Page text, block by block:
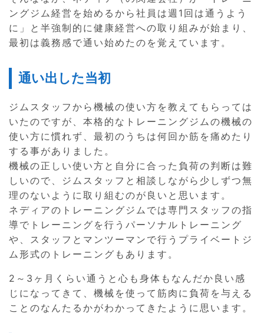
ングジム経営を始めるから社員は週1回は通うよう
に」と半強制的に健康経営への取り組みが始まり、
最初は義務感で通い始めたのを覚えています。
通い出した当初
ジムスタッフから機械の使い方を教えてもらっては
いたのですが、本格的なトレーニングジムの機械の
使い方に慣れず、最初のうちは何回か筋を痛めたり
する事がありました。
機械の正しい使い方と自分に合った負荷の判断は難
しいので、ジムスタッフと相談しながら少しずつ無
理のないように取り組むのが良いと思います。
ネディアのトレーニングジムでは専門スタッフの指
導でトレーニングを行うパーソナルトレーニング
や、スタッフとマンツーマンで行うプライベートジ
ム形式のトレーニングもあります。
2～3ヶ月くらい通うと心も身体もなんだか良い感
じになってきて、機械を使って筋肉に負荷を与える
ことのなんたるかがわかってきたように思います。